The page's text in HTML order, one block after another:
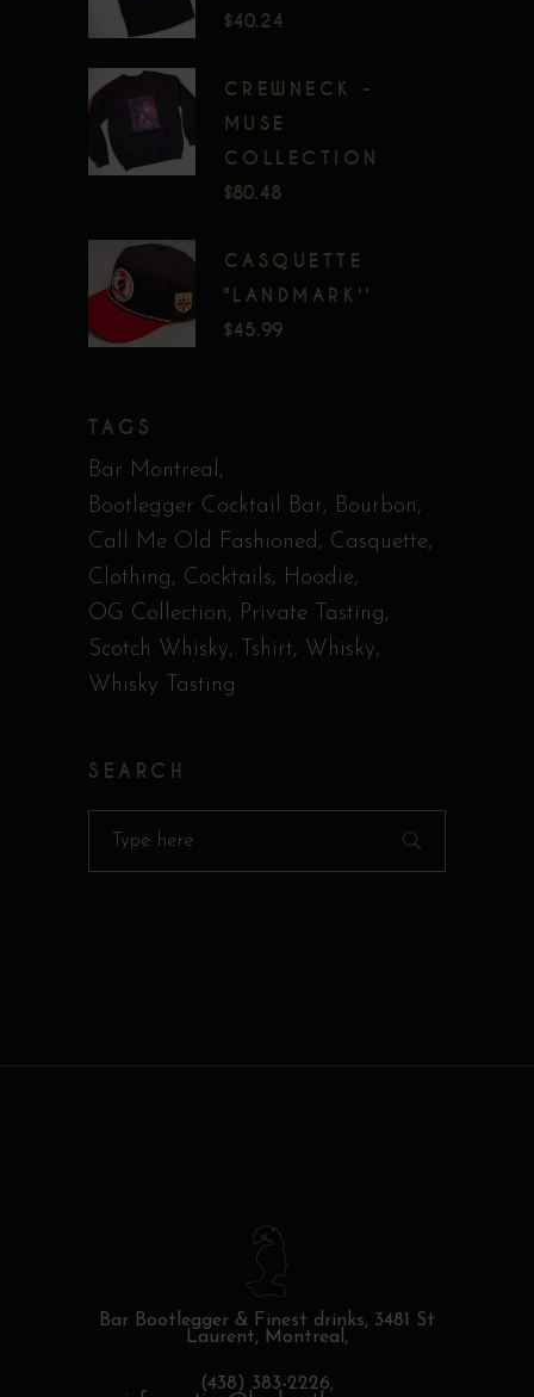
$40.24
CREWNECK -
MUSE
COLLECTION
$80.48
CASQUETTE
"LANDMARK''
$45.99
TAGS
Bar Montreal
Bootlegger Cocktail Bar
Bourbon
Call Me Old Fashioned
Casquette
Clothing
Cocktails
Hoodie
OG Collection
Private Tasting
Scotch Whisky
Tshirt
Whisky
Whisky Tasting
SEARCH
Bar Bootlegger & Finest drinks, 3481 St
Laurent, Montreal,
(438) 383-2226,